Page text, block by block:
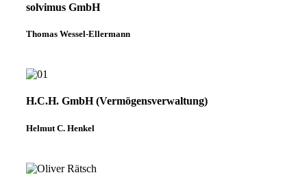
solvimus GmbH
Thomas Wessel-Ellermann
H.C.H. GmbH (Vermögensverwaltung)
Helmut C. Henkel